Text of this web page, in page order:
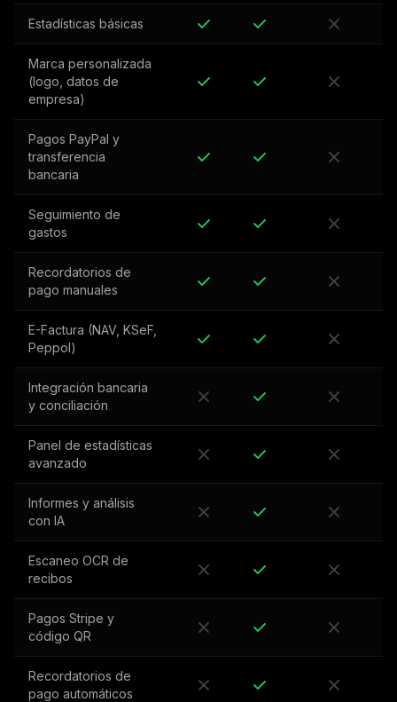
Estadísticas básicas
Marca personalizada
(logo, datos de
empresa)
Pagos PayPal y
transferencia
bancaria
Seguimiento de
gastos
Recordatorios de
pago manuales
E-Factura (NAV, KSeF,
Peppol)
Integración bancaria
y conciliación
Panel de estadísticas
avanzado
Informes y análisis
con IA
Escaneo OCR de
recibos
Pagos Stripe y
código QR
Recordatorios de
pago automáticos